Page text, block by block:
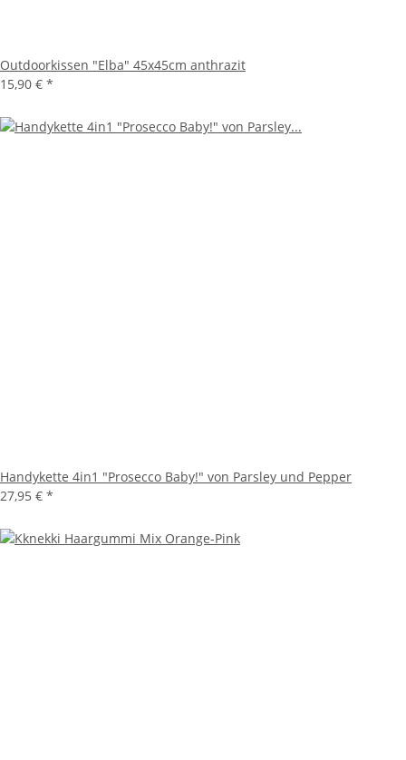
Outdoorkissen "Elba" 45x45cm anthrazit
15,90 € *
Handykette 4in1 "Prosecco Baby!" von Parsley und Pepper
27,95 € *